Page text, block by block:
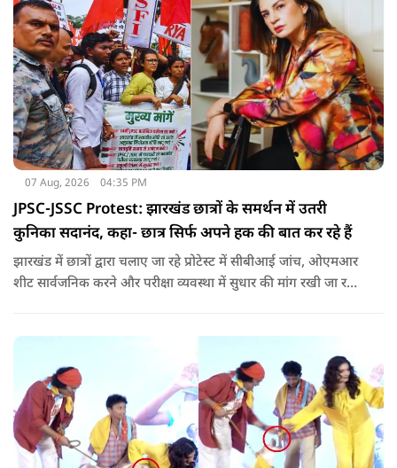
07 Aug, 2026 04:35 PM
JPSC-JSSC Protest: झारखंड छात्रों के समर्थन में उतरी
कुनिका सदानंद, कहा- छात्र सिर्फ अपने हक की बात कर रहे हैं
झारखंड में छात्रों द्वारा चलाए जा रहे प्रोटेस्ट में सीबीआई जांच, ओएमआर
शीट सार्वजनिक करने और परीक्षा व्यवस्था में सुधार की मांग रखी जा रही